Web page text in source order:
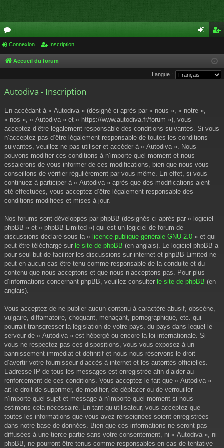
or
u
s
cri
pti
Connexion Inscription
Accueil du forum
Langue :
Autodiva - Inscription
En accédant à « Autodiva » (désigné ci-après par « nous », « notre »,
« nos », « Autodiva » et « https://www.autodiva.fr/forum »), vous
acceptez d’être légalement responsable des conditions suivantes. Si vous
n’acceptez pas d’être légalement responsable de toutes les conditions
suivantes, veuillez ne pas utiliser et accéder à « Autodiva ». Nous
pouvons modifier ces conditions à n’importe quel moment et nous
essaierons de vous informer de ces modifications, bien que nous vous
conseillons de vérifier régulièrement par vous-même. En effet, si vous
continuez à participer à « Autodiva » après que des modifications aient
été effectuées, vous acceptez d’être légalement responsable des
conditions modifiées et mises à jour.
Nos forums sont développés par phpBB (désignés ci-après par « logiciel
phpBB » et « phpBB Limited ») qui est un logiciel de forum de
discussions déclaré sous la « licence publique générale GNU 2.0 » et qui
peut être téléchargé sur le site de phpBB (en anglais). Le logiciel phpBB a
pour seul but de faciliter les discussions sur internet et phpBB Limited ne
peut en aucun cas être tenu comme responsable de la conduite et du
contenu que nous acceptons et que nous n’acceptons pas. Pour plus
d’informations concernant phpBB, veuillez consulter le site de phpBB (en
anglais).
Vous acceptez de ne publier aucun contenu à caractère abusif, obscène,
vulgaire, diffamatoire, choquant, menaçant, pornographique, etc. qui
pourrait transgresser la législation de votre pays, du pays dans lequel le
serveur de « Autodiva » est hébergé ou encore la loi internationale. Si
vous ne respectez pas ces dispositions, vous vous exposez à un
bannissement immédiat et définitif et nous nous réservons le droit
d’avertir votre fournisseur d’accès à internet et les autorités officielles.
L’adresse IP de tous les messages est enregistrée afin d’aider au
renforcement de ces conditions. Vous acceptez le fait que « Autodiva »
ait le droit de supprimer, de modifier, de déplacer ou de verrouiller
n’importe quel sujet et message à n’importe quel moment si nous
estimons cela nécessaire. En tant qu’utilisateur, vous acceptez que
toutes les informations que vous avez renseignées soient enregistrées
dans notre base de données. Bien que ces informations ne seront pas
diffusées à une tierce partie sans votre consentement, ni « Autodiva », ni
phpBB, ne pourront être tenus comme responsables en cas de tentative